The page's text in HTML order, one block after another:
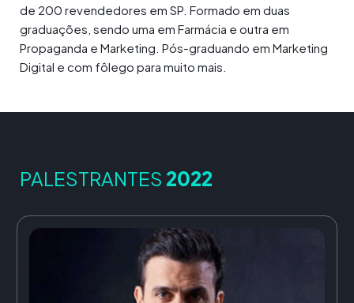
de 200 revendedores em SP. Formado em duas
graduações, sendo uma em Farmácia e outra em
Propaganda e Marketing. Pós-graduando em Marketing
Digital e com fôlego para muito mais.
PALESTRANTES 2022